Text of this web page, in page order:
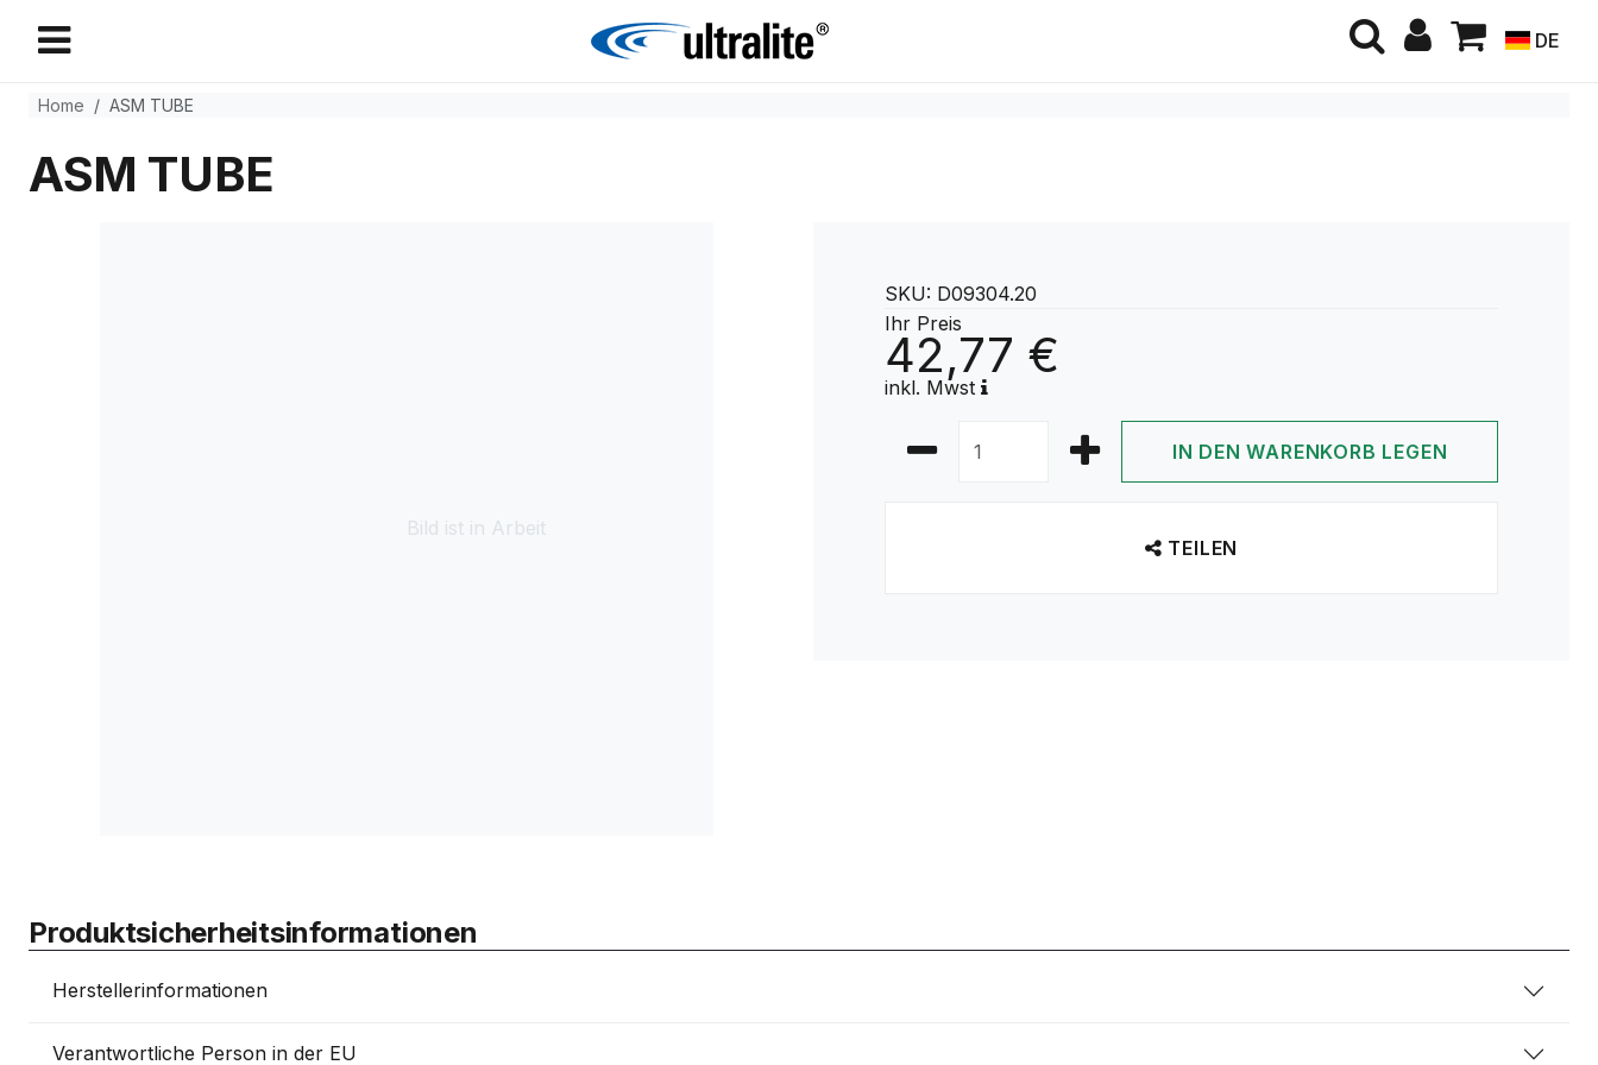
DE
Home ASM TUBE
ASM TUBE
Bild ist in Arbeit
SKU: D09304.20
Ihr Preis
42,77 €
inkl. Mwst
IN DEN WARENKORB LEGEN
TEILEN
Produktsicherheitsinformationen
Herstellerinformationen
Verantwortliche Person in der EU